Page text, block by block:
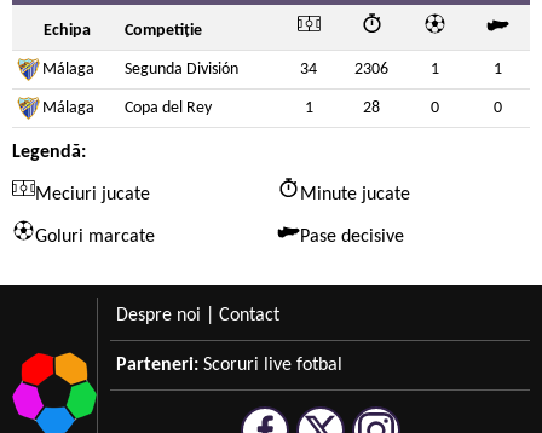
Echipa Competiție
Málaga Segunda División 34 2306 1 1
Málaga Copa del Rey 1 28 0 0
Legendă:
Meciuri jucate Minute jucate
Goluri marcate Pase decisive
Despre noi Contact
Parteneri: Scoruri live fotbal